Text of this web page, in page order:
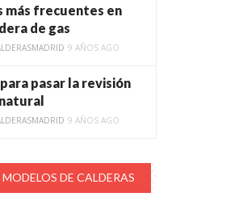
más frecuentes en
de gas
9 AÑOS AGO
pasar la revisión
9 AÑOS AGO
DE CALDERAS